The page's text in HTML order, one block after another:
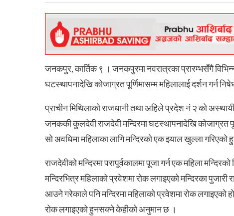
जनकपुर, कार्तिक ९ । जनकपुरमा नवरात्रका प्रारम्भसँगै
घटस्थापनादेखि कोजाग्रत पूर्णिमासम्म महिलालाई दर्शन गर्न
प्राचीन मिथिलाको राजधानी तथा अहिले प्रदेश नं २ को
जनककी कुलदेवी राजदेवी मन्दिरमा घटस्थापनादेखि कोजाग्रत
सो अवधिमा महिलाका लागि मन्दिरको एक झ्याल खुल्ला गरिएको
राजदेवीको मन्दिरमा परापूर्वकालमा पूजा गर्न एक महिला
मन्दिरभित्र महिलाको प्रवेशमा रोक लगाइएको मन्दिरका
आउने गरेकाले पनि मन्दिरमा महिलाको प्रवेशमा रोक लगाइएको
रोक लगाइएको हुनसक्ने केहीको अनुमान छ ।